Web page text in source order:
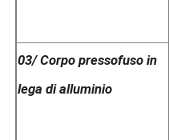
03/ Corpo pressofuso in
lega di alluminio